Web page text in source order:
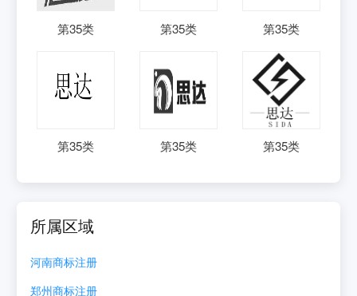
第35类 第35类 第35类
第35类 第35类 第35类
所属区域
河南商标注册
郑州商标注册